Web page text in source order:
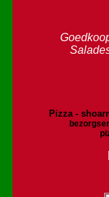
Pizza -